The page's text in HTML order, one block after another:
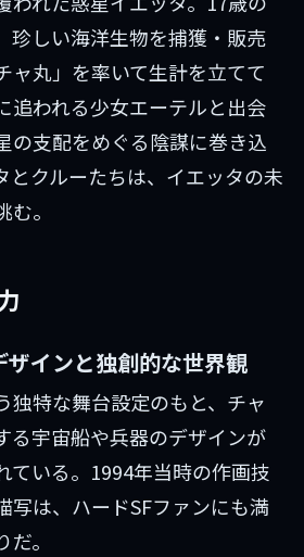
珍しい海洋生物を捕獲・販売
ャ丸」を率いて生計を立てて
追われる少女エーテルと出会
の支配をめぐる陰謀に巻き込
とクルーたちは、イエッタの未
。
インと独創的な世界観
独特な舞台設定のもと、チャ
る宇宙船や兵器のデザインが
ている。1994年当時の作画技
写は、ハードSFファンにも満
。